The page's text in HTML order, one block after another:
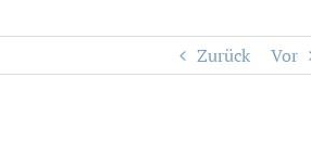
Zurück Vor